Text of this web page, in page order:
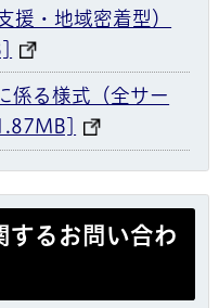
援・地域密着型）
係る様式（全サー
するお問い合わ